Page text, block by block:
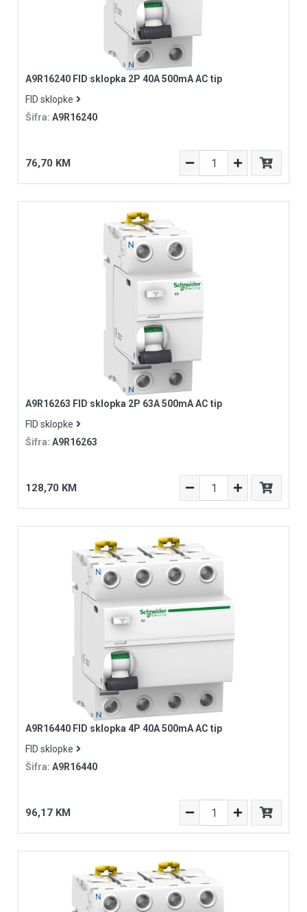
A9R16240 FID sklopka 2P 40A 500mA AC tip
FID sklopke
Šifra: A9R16240
76,70 KM
A9R16263 FID sklopka 2P 63A 500mA AC tip
FID sklopke
Šifra: A9R16263
128,70 KM
A9R16440 FID sklopka 4P 40A 500mA AC tip
FID sklopke
Šifra: A9R16440
96,17 KM